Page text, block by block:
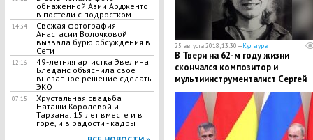
обнаженной Азии Ардженто
в постели с подростком
14:34
Свежая фотография
Анастасии Волочковой
вызвала бурю обсуждения в
Сети
12:16
49-летняя артистка Эвелина
Бледанс объяснила свое
внезапное решение сделать
ЭКО
07:15
​Хрустальная свадьба
Наташи Королевой и
Тарзана: 15 лет вместе и в
горе, и в радости - кадры
25 августа 2018, 13:30 —Культура
В Твери на 62-м году жизни
скончался композитор и
мультиинструменталист Сергей
Локтев